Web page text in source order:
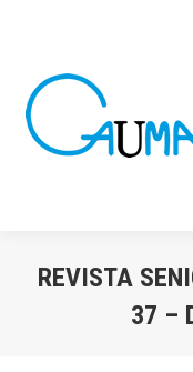
REVISTA
37 –